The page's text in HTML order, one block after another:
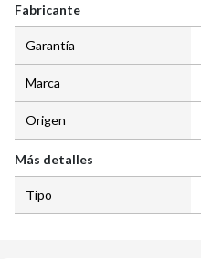
Fabricante
Garantía
Marca
Origen
Más detalles
Tipo